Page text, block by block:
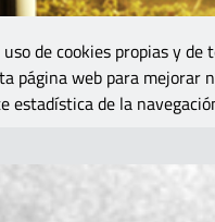
de cookies propias y de
página web para mejorar
estadística de la